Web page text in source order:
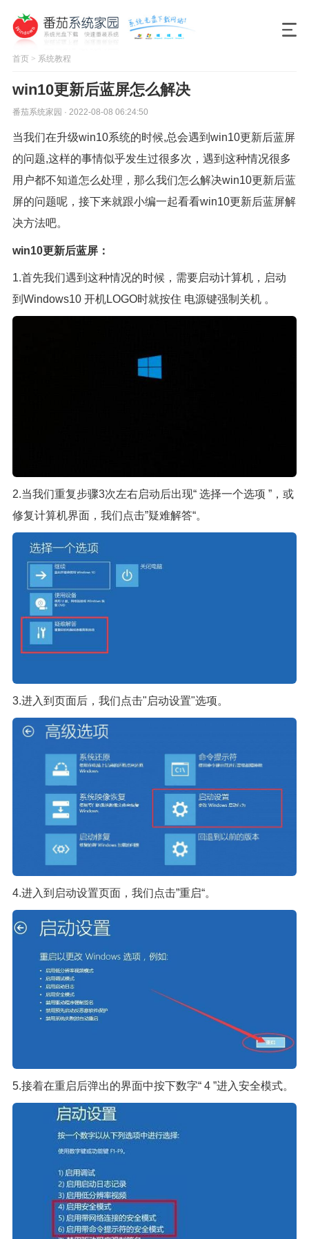
首页> 系统教程
win10更新后蓝屏怎么解决
番茄系统家园 · 2022-08-08 06:24:50
当我们在升级win10系统的时候,总会遇到win10更新后蓝屏
的问题,这样的事情似乎发生过很多次，遇到这种情况很多
用户都不知道怎么处理，那么我们怎么解决win10更新后蓝
屏的问题呢，接下来就跟小编一起看看win10更新后蓝屏解
决方法吧。
win10更新后蓝屏：
1.首先我们遇到这种情况的时候，需要启动计算机，启动
到Windows10 开机LOGO时就按住 电源键强制关机 。
2.当我们重复步骤3次左右启动后出现“ 选择一个选项 ”，或
修复计算机界面，我们点击”疑难解答“。
3.进入到页面后，我们点击"启动设置"选项。
4.进入到启动设置页面，我们点击”重启“。
5.接着在重启后弹出的界面中按下数字“ 4 ”进入安全模式。